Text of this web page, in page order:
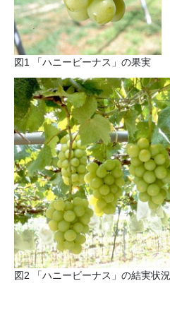
図1 「ハニービーナス」の果実
図2 「ハニービーナス」の結実状況